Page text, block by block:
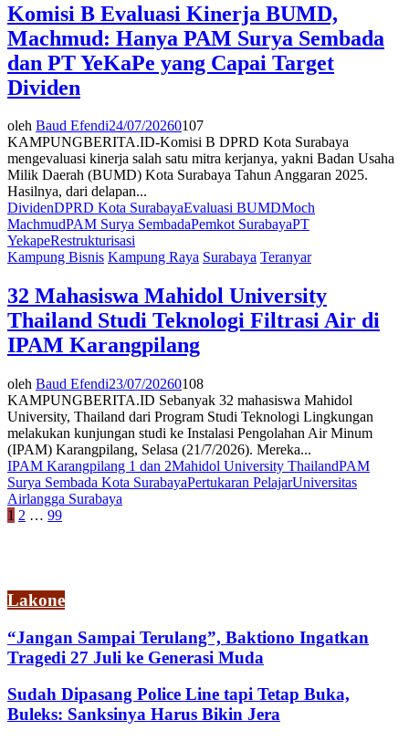
Komisi B Evaluasi Kinerja BUMD,
Machmud: Hanya PAM Surya Sembada
dan PT YeKaPe yang Capai Target
Dividen
oleh Baud Efendi24/07/20260107
KAMPUNGBERITA.ID-Komisi B DPRD Kota Surabaya
mengevaluasi kinerja salah satu mitra kerjanya, yakni Badan Usaha
Milik Daerah (BUMD) Kota Surabaya Tahun Anggaran 2025.
Hasilnya, dari delapan...
DividenDPRD Kota SurabayaEvaluasi BUMDMoch
MachmudPAM Surya SembadaPemkot SurabayaPT
YekapeRestrukturisasi
Kampung Bisnis Kampung Raya Surabaya Teranyar
32 Mahasiswa Mahidol University
Thailand Studi Teknologi Filtrasi Air di
IPAM Karangpilang
oleh Baud Efendi23/07/20260108
KAMPUNGBERITA.ID Sebanyak 32 mahasiswa Mahidol
University, Thailand dari Program Studi Teknologi Lingkungan
melakukan kunjungan studi ke Instalasi Pengolahan Air Minum
(IPAM) Karangpilang, Selasa (21/7/2026). Mereka...
IPAM Karangpilang 1 dan 2Mahidol University ThailandPAM
Surya Sembada Kota SurabayaPertukaran PelajarUniversitas
Airlangga Surabaya
Paginasi
1 2 … 99
Lakone
“Jangan Sampai Terulang”, Baktiono Ingatkan
Tragedi 27 Juli ke Generasi Muda
Sudah Dipasang Police Line tapi Tetap Buka,
Buleks: Sanksinya Harus Bikin Jera